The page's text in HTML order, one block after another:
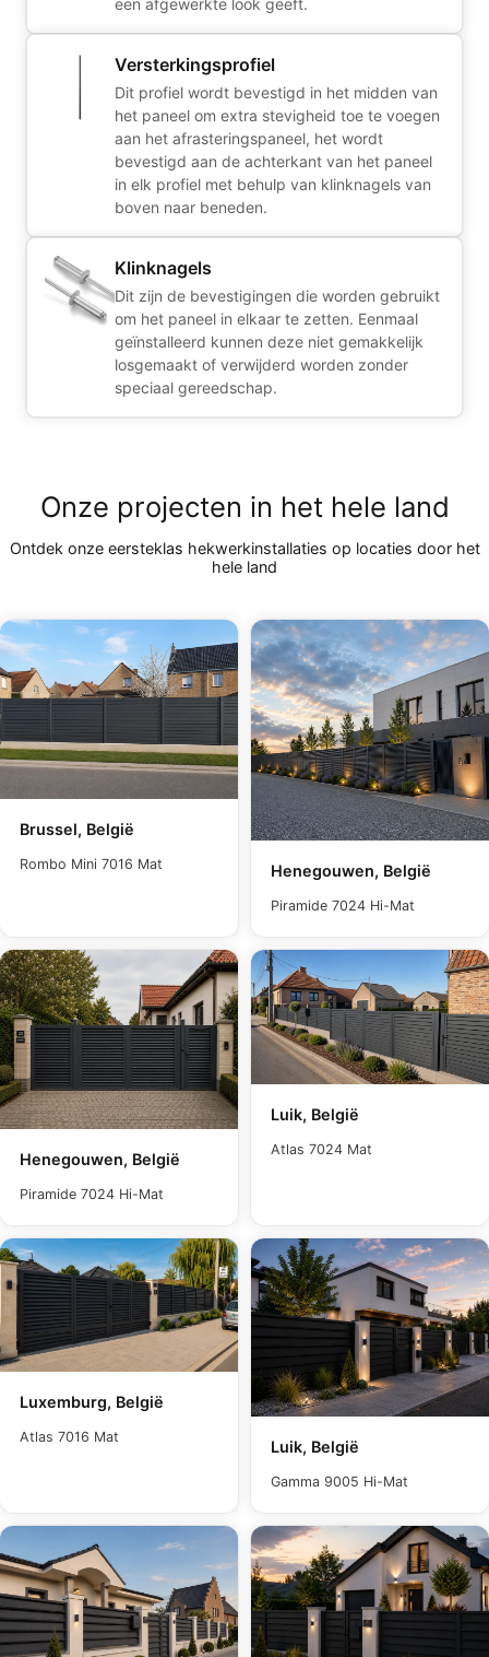
een afgewerkte look geeft.
Versterkingsprofiel
Dit profiel wordt bevestigd in het midden van
het paneel om extra stevigheid toe te voegen
aan het afrasteringspaneel, het wordt
bevestigd aan de achterkant van het paneel
in elk profiel met behulp van klinknagels van
boven naar beneden.
Klinknagels
Dit zijn de bevestigingen die worden gebruikt
om het paneel in elkaar te zetten. Eenmaal
geïnstalleerd kunnen deze niet gemakkelijk
losgemaakt of verwijderd worden zonder
speciaal gereedschap.
Onze projecten in het hele land
Ontdek onze eersteklas hekwerkinstallaties op locaties door het
hele land
Brussel, België
Rombo Mini 7016 Mat Henegouwen, België
Piramide 7024 Hi-Mat
Henegouwen, België
Piramide 7024 Hi-Mat
Luik, België
Atlas 7024 Mat
Luxemburg, België
Atlas 7016 Mat
Luik, België
Gamma 9005 Hi-Mat